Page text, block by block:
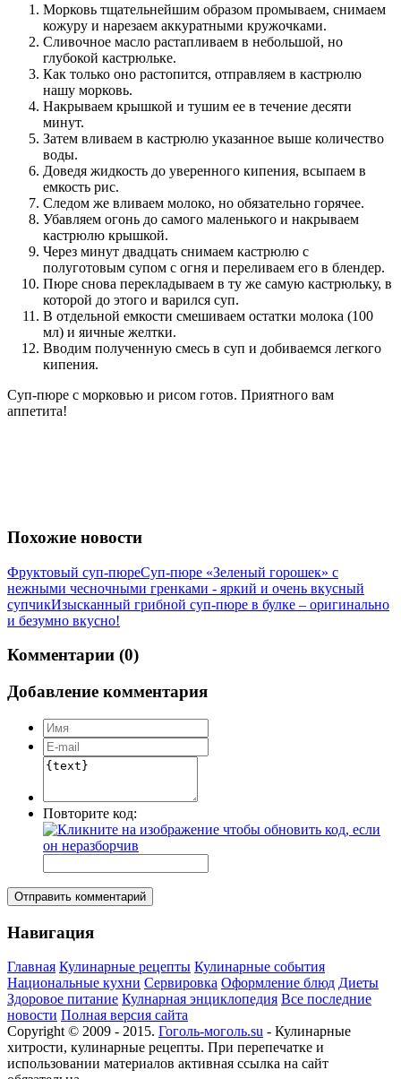
Морковь тщательнейшим образом промываем, снимаем
кожуру и нарезаем аккуратными кружочками.
Сливочное масло растапливаем в небольшой, но
глубокой кастрюльке.
Как только оно растопится, отправляем в кастрюлю
нашу морковь.
Накрываем крышкой и тушим ее в течение десяти
минут.
Затем вливаем в кастрюлю указанное выше количество
воды.
Доведя жидкость до уверенного кипения, всыпаем в
емкость рис.
Следом же вливаем молоко, но обязательно горячее.
Убавляем огонь до самого маленького и накрываем
кастрюлю крышкой.
Через минут двадцать снимаем кастрюлю с
полуготовым супом с огня и переливаем его в блендер.
Пюре снова перекладываем в ту же самую кастрюльку, в
которой до этого и варился суп.
В отдельной емкости смешиваем остатки молока (100
мл) и яичные желтки.
Вводим полученную смесь в суп и добиваемся легкого
кипения.
Суп-пюре с морковью и рисом готов. Приятного вам
аппетита!
Похожие новости
Фруктовый суп-пюреСуп-пюре «Зеленый горошек» с
нежными чесночными гренками - яркий и очень вкусный
супчикИзысканный грибной суп-пюре в булке – оригинально
и безумно вкусно!
Комментарии (0)
Добавление комментария
Повторите код:
Отправить комментарий
Навигация
Главная Кулинарные рецепты Кулинарные события
Национальные кухни Сервировка Оформление блюд Диеты
Здоровое питание Кулнарная энциклопедия Все последние
новости Полная версия сайта
Copyright © 2009 - 2015. Гоголь-моголь.su - Кулинарные
хитрости, кулинарные рецепты. При перепечатке и
использовании материалов активная ссылка на сайт